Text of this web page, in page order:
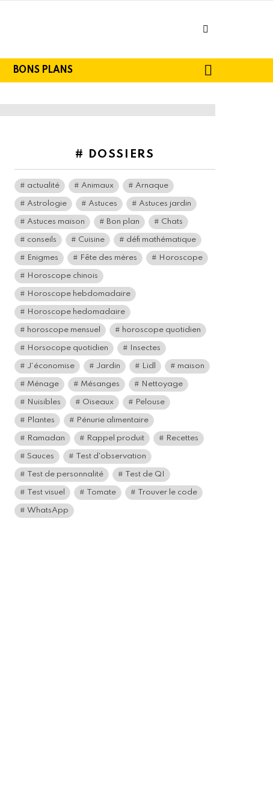
BONS PLANS
# DOSSIERS
actualité Animaux Arnaque
Astrologie Astuces Astuces jardin
Astuces maison Bon plan Chats
conseils Cuisine défi mathématique
Enigmes Fête des mères Horoscope
Horoscope chinois
Horoscope hebdomadaire
Horoscope hedomadaire
horoscope mensuel horoscope quotidien
Horsocope quotidien Insectes
J'économise Jardin Lidl maison
Ménage Mésanges Nettoyage
Nuisibles Oiseaux Pelouse
Plantes Pénurie alimentaire
Ramadan Rappel produit Recettes
Sauces Test d'observation
Test de personnalité Test de QI
Test visuel Tomate Trouver le code
WhatsApp